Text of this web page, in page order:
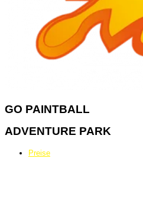
GO PAINTBALL
ADVENTURE PARK
Preise